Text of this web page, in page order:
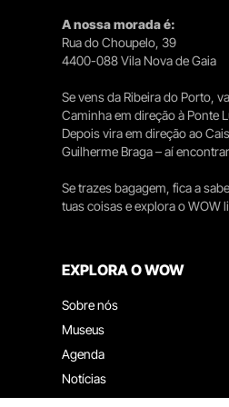
A nossa morada é:
Rua do Choupelo, 39
4400-088 Vila Nova de Gaia
Se vens da Ribeira do Porto,
Caminha em direção à Ponte
Depois vira em direção ao
Guilherme Braga – aí
Se trazes bagagem, fica a
tuas coisas e explora o WOW
EXPLORA O WOW
Sobre nós
Museus
Agenda
Notícias
Restaurantes